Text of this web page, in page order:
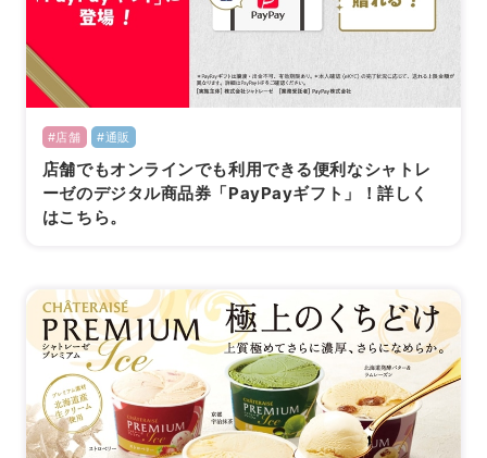
#店舗 #通販
店舗でもオンラインでも利用できる便利なシャトレ
ーゼのデジタル商品券「PayPayギフト」！詳しく
はこちら。